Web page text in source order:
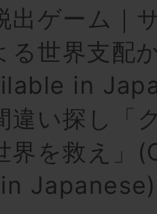
出ゲーム｜
る世界支配
in
違い探し「
界を救え」
Japanese)